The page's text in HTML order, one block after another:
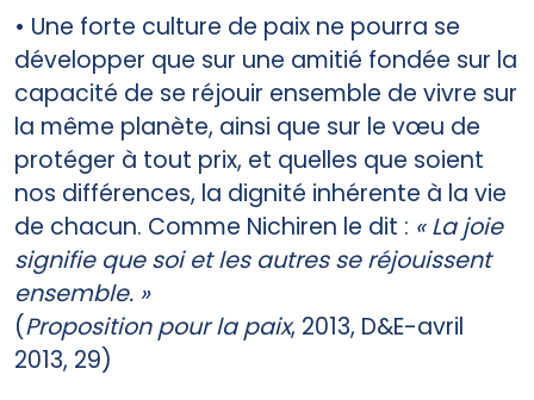
• Une forte culture de paix ne pourra se
développer que sur une amitié fondée sur la
capacité de se réjouir ensemble de vivre sur
la même planète, ainsi que sur le vœu de
protéger à tout prix, et quelles que soient
nos différences, la dignité inhérente à la vie
de chacun. Comme Nichiren le dit : « La joie
signifie que soi et les autres se réjouissent
ensemble. »
(Proposition pour la paix, 2013, D&E-avril
2013, 29)